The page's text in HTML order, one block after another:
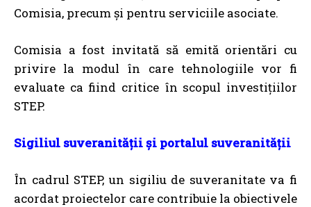
Comisia, precum și pentru serviciile asociate.
Comisia a fost invitată să emită orientări cu
privire la modul în care tehnologiile vor fi
evaluate ca fiind critice în scopul investițiilor
STEP.
Sigiliul suveranității și portalul suveranității
În cadrul STEP, un sigiliu de suveranitate va fi
acordat proiectelor care contribuie la obiectivele